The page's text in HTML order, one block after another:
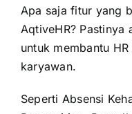
Apa saja fitur yang
AqtiveHR?
untuk membantu
karyawan.
Seperti Absensi